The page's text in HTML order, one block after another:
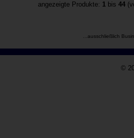
angezeigte Produkte: 1 bis 44
...ausschließlich
©